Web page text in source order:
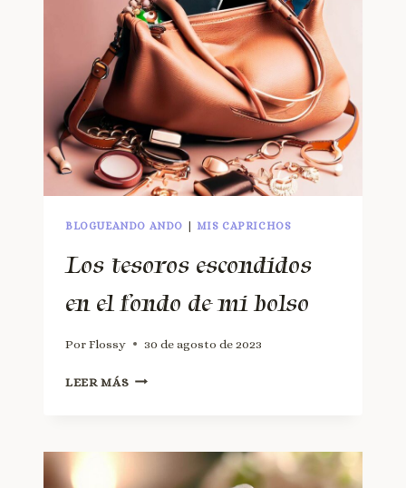
BLOGUEANDO ANDO MIS CAPRICHOS
Los tesoros escondidos
en el fondo de mi bolso
Por Flossy 30 de agosto de 2023
LEER MÁS